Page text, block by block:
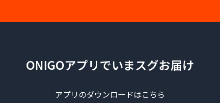
ONIGOアプリでいまスグお届け
アプリのダウンロードはこちら